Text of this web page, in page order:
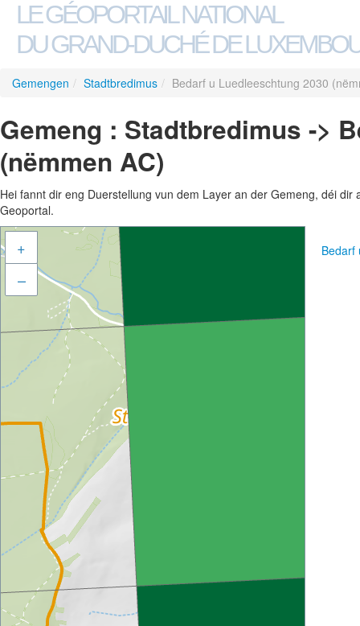
LE GÉOPORTAIL NATIONAL
DU GRAND-DUCHÉ DE
Gemengen / Stadtbredimus / Bedarf u Luedleeschtung 2030
Gemeng : Stadtbredimus ->
(nëmmen AC)
Hei fannt dir eng Duerstellung vun dem Layer an der Gemeng, déi
Geoportal.
+
–
Bedarf